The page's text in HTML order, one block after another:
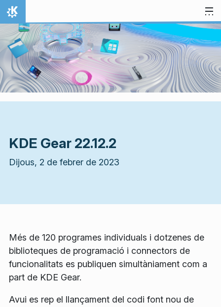
Salta al contingut
Inici
KDE Gear 22.12.2
Dijous, 2 de febrer de 2023
Més de 120 programes individuals i dotzenes de
biblioteques de programació i connectors de
funcionalitats es publiquen simultàniament com a
part de KDE Gear.
Avui es rep el llançament del codi font nou de